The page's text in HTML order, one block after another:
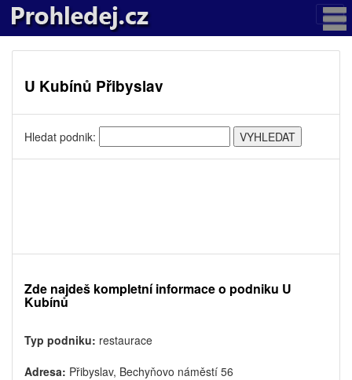
U Kubínů Přibyslav
Hledat podnik:
Zde najdeš kompletní informace o podniku U
Kubínů
Typ podniku: restaurace
Adresa: Přibyslav, Bechyňovo náměstí 56